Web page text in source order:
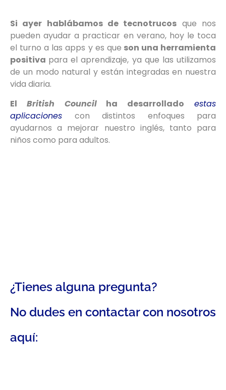
Si ayer hablábamos de tecnotrucos que nos
pueden ayudar a practicar en verano, hoy le toca
el turno a las apps y es que son una herramienta
positiva para el aprendizaje, ya que las utilizamos
de un modo natural y están integradas en nuestra
vida diaria.
El British Councilha desarrollado
estas
aplicaciones con distintos enfoques para
ayudarnos a mejorar nuestro inglés, tanto para
niños como para adultos.
¿Tienes alguna pregunta?
No dudes en contactar con nosotros
aquí: